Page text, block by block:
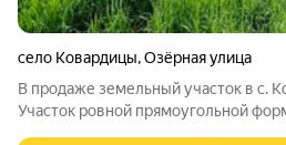
село Ковардицы,Озёрная улица
В продаже земельный участок в с.
Участок ровной прямоугольной